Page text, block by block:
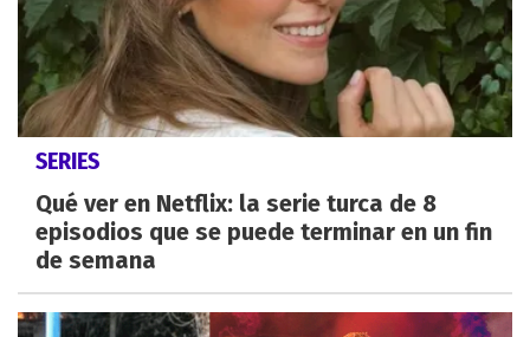
SERIES
Qué ver en Netflix: la serie turca de 8
episodios que se puede terminar en un fin
de semana